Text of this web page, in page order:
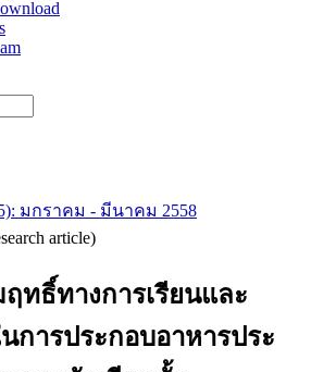
มกราคม - มีนาคม 2558
article)
ทธิ์ทางการเรียนและ
การประกอบอาหารประ